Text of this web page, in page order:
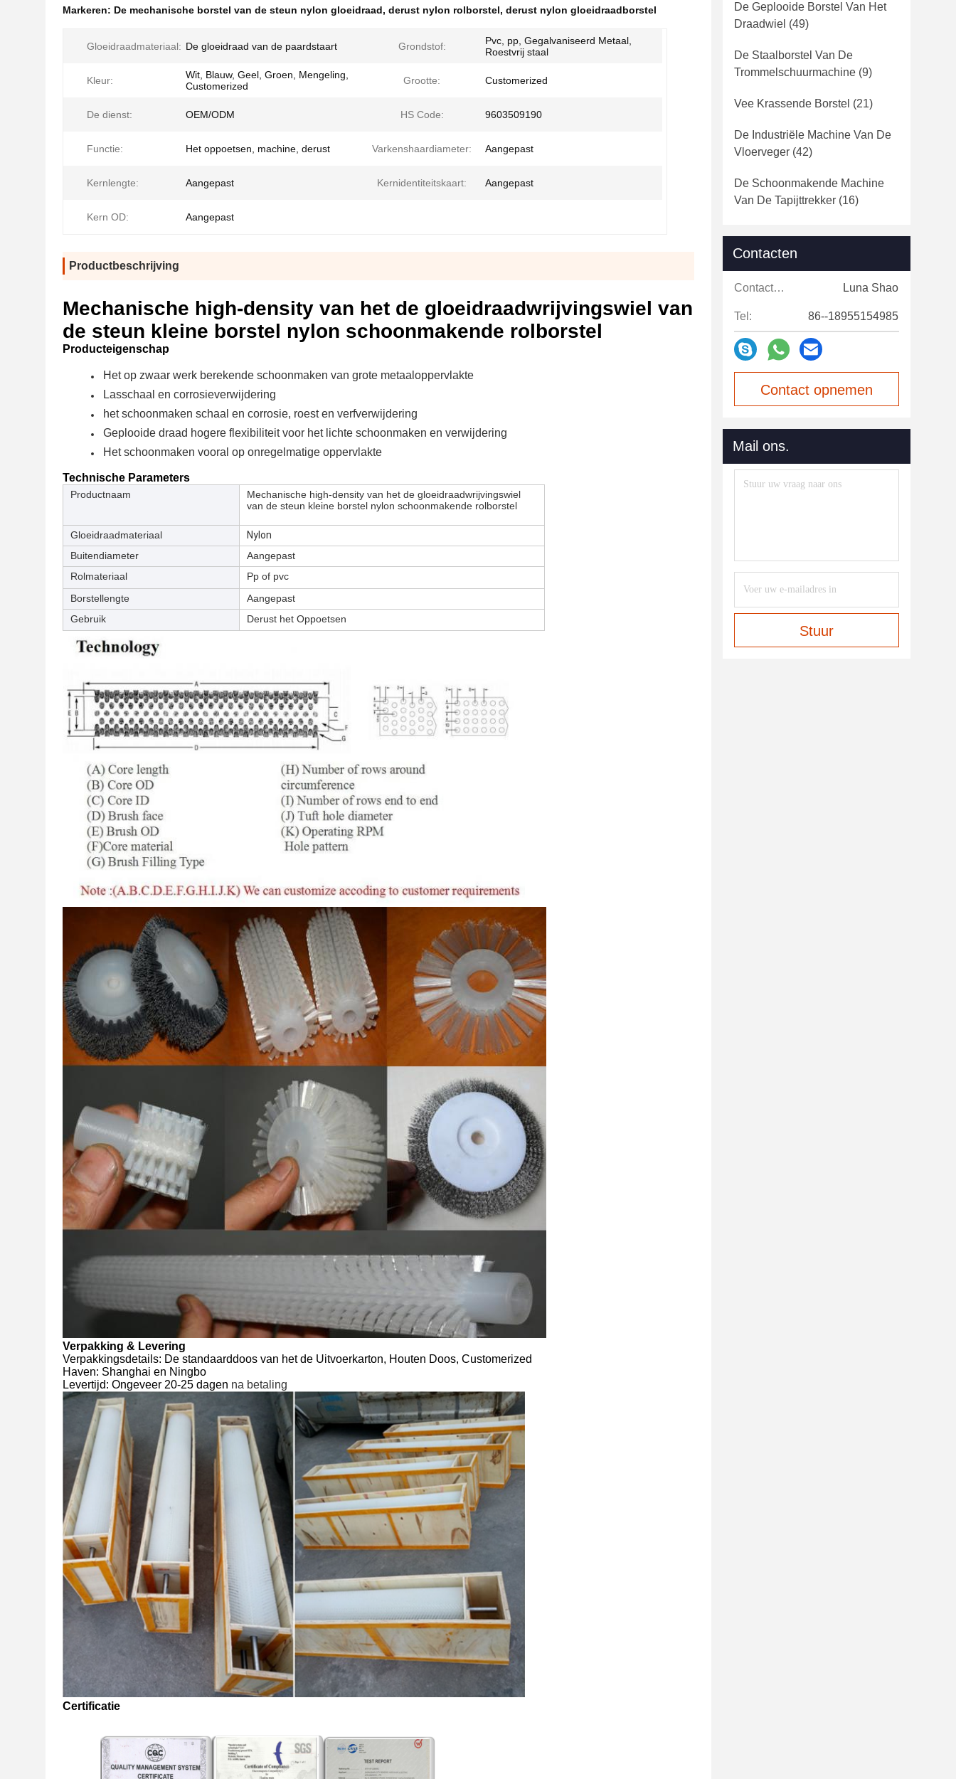
Markeren: De mechanische borstel van de steun nylon gloeidraad, derust nylon rolborstel, derust nylon gloeidraadborstel
Gloeidraadmateriaal: De gloeidraad van de paardstaart Grondstof:
Pvc, pp, Gegalvaniseerd Metaal,
Roestvrij staal
Kleur:
Wit, Blauw, Geel, Groen, Mengeling,
Customerized
Grootte: Customerized
De dienst: OEM/ODM HS Code: 9603509190
Functie: Het oppoetsen, machine, derust Varkenshaardiameter: Aangepast
Kernlengte: Aangepast Kernidentiteitskaart: Aangepast
Kern OD: Aangepast
Productbeschrijving
Mechanische high-density van het de gloeidraadwrijvingswiel van
de steun kleine borstel nylon schoonmakende rolborstel
Producteigenschap
Het op zwaar werk berekende schoonmaken van grote metaaloppervlakte
Lasschaal en corrosieverwijdering
het schoonmaken schaal en corrosie, roest en verfverwijdering
Geplooide draad hogere flexibiliteit voor het lichte schoonmaken en verwijdering
Het schoonmaken vooral op onregelmatige oppervlakte
Technische Parameters
Productnaam
Mechanische high-density van het de gloeidraadwrijvingswiel
van de steun kleine borstel nylon schoonmakende rolborstel
Gloeidraadmateriaal
Nylon
Buitendiameter
Aangepast
Rolmateriaal
Pp of pvc
Borstellengte
Aangepast
Gebruik
Derust het Oppoetsen
Verpakking & Levering
Verpakkingsdetails: De standaarddoos van het de Uitvoerkarton, Houten Doos, Customerized
Haven: Shanghai en Ningbo
Levertijd: Ongeveer 20-25 dagen na betaling
Certificatie
De Geplooide Borstel Van Het
Draadwiel (49)
De Staalborstel Van De
Trommelschuurmachine (9)
Vee Krassende Borstel (21)
De Industriële Machine Van De
Vloerveger (42)
De Schoonmakende Machine
Van De Tapijttrekker (16)
Contacten
Contacten: Luna Shao
Tel: 86--18955154985
Contact opnemen
Mail ons.
Stuur